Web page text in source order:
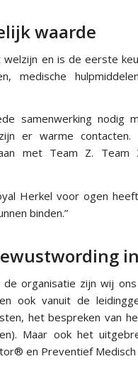
waarde
welzijn en is de eerste
medische
samenwerking nodig
er warme
met Team Z.
Herkel voor ogen
binden.”
de organisatie zijn wij
ook vanuit de
het bespreken van
Maar ook het
en Preventief Medisch